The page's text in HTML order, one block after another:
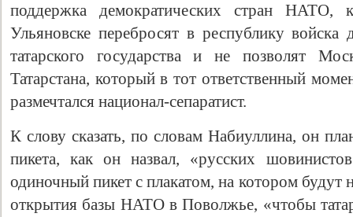
поддержка демократических стран НАТО,
Ульяновске перебросят в республику
татарского государства и не позволят
Татарстана, который в тот ответственный
размечтался национал-сепаратист.
К слову сказать, по словам Набиуллина, он
пикета, как он назвал, «русских
одиночный пикет с плакатом, на котором будут
открытия базы НАТО в Поволжье, «чтобы